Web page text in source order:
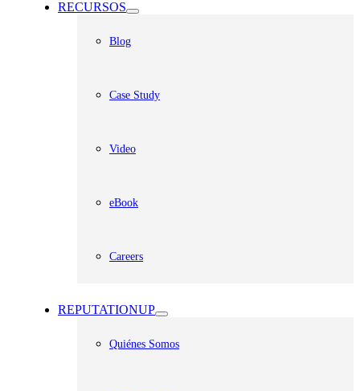
RECURSOS
Blog
Case Study
Video
eBook
Careers
REPUTATIONUP
Quiénes Somos